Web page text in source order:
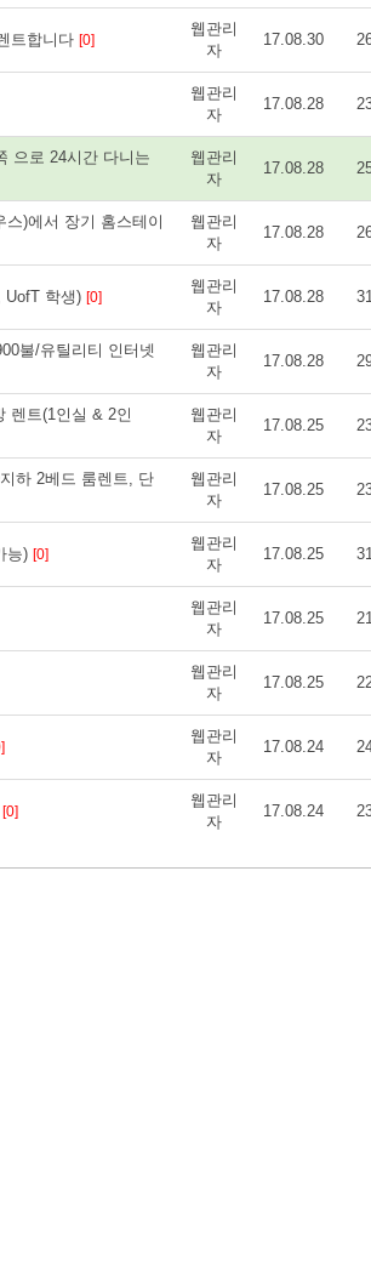
트합니다 [0]
웹관리
자
17.08.30
웹관리
자
17.08.28
으로 24시간 다니는
웹관리
자
17.08.28
스)에서 장기 홈스테이
웹관리
자
17.08.28
UofT 학생) [0]
웹관리
자
17.08.28
불/유틸리티 인터넷
웹관리
자
17.08.28
렌트(1인실 & 2인
웹관리
자
17.08.25
하 2베드 룸렌트, 단
웹관리
자
17.08.25
능) [0]
웹관리
자
17.08.25
웹관리
자
17.08.25
웹관리
자
17.08.25
웹관리
자
17.08.24
[0]
웹관리
자
17.08.24